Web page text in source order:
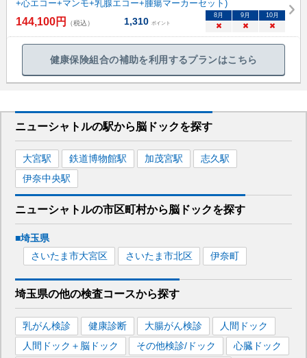
+心エコー+マンモ+乳腺エコー+腫瘍マーカーセット)
144,100円 （税込） 1,310 ポイント
8月 9月 10月
× × ×
健康保険組合の補助を利用するプランはこちら
ニューシャトルの駅から脳ドックを探す
大宮駅 鉄道博物館駅 加茂宮駅 志久駅
伊奈中央駅
ニューシャトルの市区町村から脳ドックを探す
■埼玉県
さいたま市大宮区
さいたま市北区 伊奈町
埼玉県の他の検査コースから探す
乳がん検診 健康診断 大腸がん検診
人間ドック
人間ドック＋脳ドック
その他検診/ドック
心臓ドック